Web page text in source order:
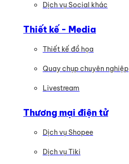
Dịch vụ Social khác
Thiết kế - Media
Thiết kế đồ họa
Quay chụp chuyên nghiệp
Livestream
Thương mại điện tử
Dịch vụ Shopee
Dịch vụ Tiki